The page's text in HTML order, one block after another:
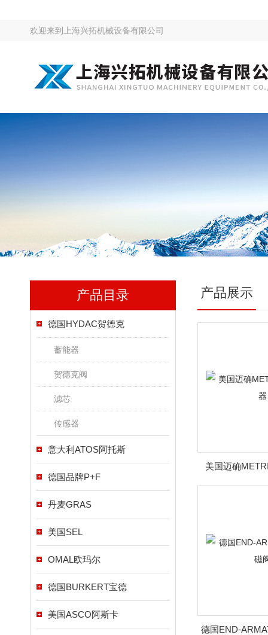
欢迎来到 上海兴拓机械设备有限公司
产品目录
德国HYDAC贺德克
蓄能器
贺德克阀
滤芯
传感器
意大利ATOS阿托斯
德国品牌P+F
丹麦GRAS
美国SEL
OMAL欧玛尔
德国BURKERT宝德
美国ASCO阿斯卡
产品展示
美国迈确
德国END-